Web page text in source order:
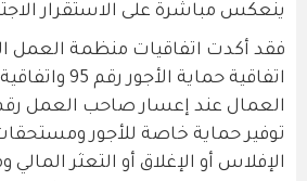
ينعكس مباشرة على الاستقرار
فقد أكدت اتفاقيات منظمة العمل
اتفاقية حماية
توفير حماية خاصة للأجور
الإفلاس أو الإغلاق أو التعثر المالي